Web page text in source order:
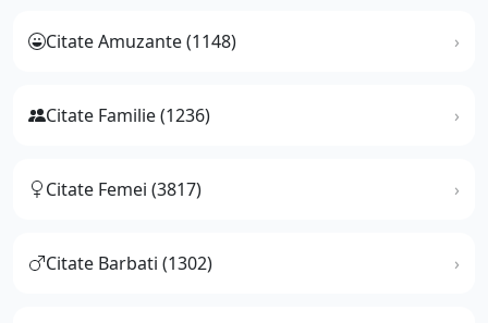
Citate Amuzante (1148)
Citate Familie (1236)
Citate Femei (3817)
Citate Barbati (1302)